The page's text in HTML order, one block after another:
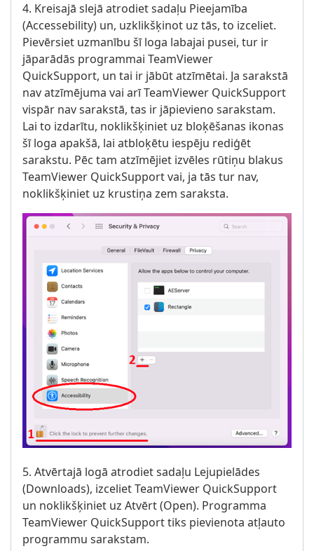
4. Kreisajā slejā atrodiet sadaļu Pieejamība
(Accessebility) un, uzklikšķinot uz tās, to izceliet.
Pievērsiet uzmanību šī loga labajai pusei, tur ir
jāparādās programmai TeamViewer
QuickSupport, un tai ir jābūt atzīmētai. Ja sarakstā
nav atzīmējuma vai arī TeamViewer QuickSupport
vispār nav sarakstā, tas ir jāpievieno sarakstam.
Lai to izdarītu, noklikšķiniet uz bloķēšanas ikonas
šī loga apakšā, lai atbloķētu iespēju rediģēt
sarakstu. Pēc tam atzīmējiet izvēles rūtiņu blakus
TeamViewer QuickSupport vai, ja tās tur nav,
noklikšķiniet uz krustiņa zem saraksta.
5. Atvērtajā logā atrodiet sadaļu Lejupielādes
(Downloads), izceliet TeamViewer QuickSupport
un noklikšķiniet uz Atvērt (Open). Programma
TeamViewer QuickSupport tiks pievienota atļauto
programmu sarakstam.